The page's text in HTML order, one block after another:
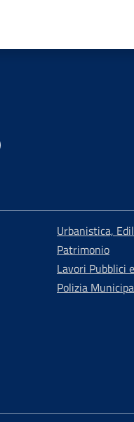
Urbanistica,
Patrimonio
Lavori Pubblici
Polizia